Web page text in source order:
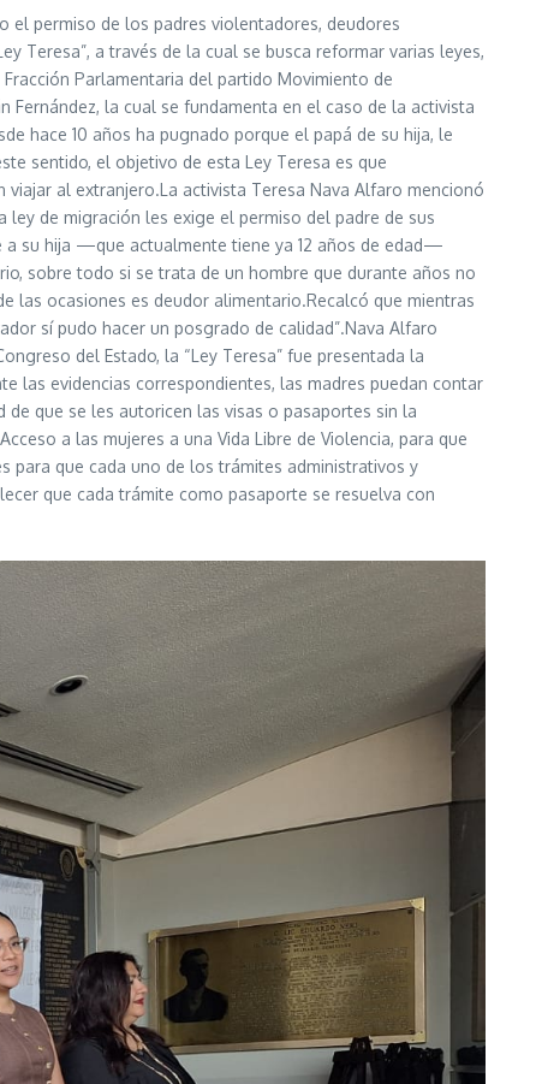
el permiso de los padres violentadores, deudores
Teresa”, a través de la cual se busca reformar varias leyes,
Parlamentaria del partido Movimiento de
la cual se fundamenta en el caso de la activista
hace 10 años ha pugnado porque el papá de su hija, le
sentido, el objetivo de esta Ley Teresa es que
al extranjero.La activista Teresa Nava Alfaro mencionó
de migración les exige el permiso del padre de sus
a su hija —que actualmente tiene ya 12 años de edad—
sobre todo si se trata de un hombre que durante años no
ocasiones es deudor alimentario.Recalcó que mientras
sí pudo hacer un posgrado de calidad”.Nava Alfaro
del Estado, la “Ley Teresa” fue presentada la
las evidencias correspondientes, las madres puedan contar
que se les autoricen las visas o pasaportes sin la
a las mujeres a una Vida Libre de Violencia, para que
para que cada uno de los trámites administrativos y
que cada trámite como pasaporte se resuelva con